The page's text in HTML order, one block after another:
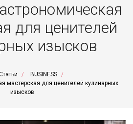
для ценителей
изысков
BUSINESS
мастерская для ценителей кулинарных
изысков